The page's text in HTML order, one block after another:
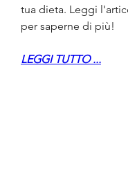
tua dieta. Leggi
per saperne di più!
LEGGI TUTTO ...